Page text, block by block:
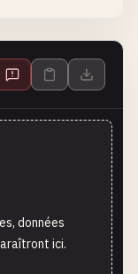
données
ici.